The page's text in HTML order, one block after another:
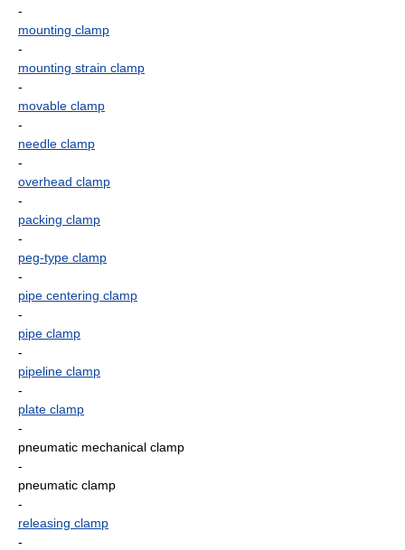
-
mounting clamp
-
mounting strain clamp
-
movable clamp
-
needle clamp
-
overhead clamp
-
packing clamp
-
peg-type clamp
-
pipe centering clamp
-
pipe clamp
-
pipeline clamp
-
plate clamp
-
pneumatic mechanical clamp
-
pneumatic clamp
-
releasing clamp
-